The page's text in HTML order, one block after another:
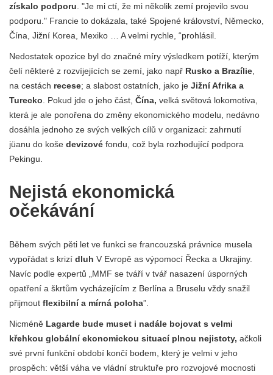
získalo podporu. "Je mi ctí, že mi několik zemí projevilo svou
podporu." Francie to dokázala, také Spojené království, Německo,
Čína, Jižní Korea, Mexiko … A velmi rychle, “prohlásil.
Nedostatek opozice byl do značné míry výsledkem potíží, kterým
čelí některé z rozvíjejících se zemí, jako např Rusko a Brazílie,
na cestách recese; a slabost ostatních, jako je Jižní Afrika a
Turecko. Pokud jde o jeho část, Čína, velká světová lokomotiva,
která je ale ponořena do změny ekonomického modelu, nedávno
dosáhla jednoho ze svých velkých cílů v organizaci: zahrnutí
jüanu do koše devizové fondu, což byla rozhodující podpora
Pekingu.
Nejistá ekonomická
očekávání
Během svých pěti let ve funkci se francouzská právnice musela
vypořádat s krizí dluh V Evropě as výpomocí Řecka a Ukrajiny.
Navíc podle expertů „MMF se tváří v tvář nasazení úsporných
opatření a škrtům vycházejícím z Berlína a Bruselu vždy snažil
přijmout flexibilní a mírná poloha”.
Nicméně Lagarde bude muset i nadále bojovat s velmi
křehkou globální ekonomickou situací plnou nejistoty, ačkoli
své první funkční období končí bodem, který je velmi v jeho
prospěch: větší váha ve vládní struktuře pro rozvojové mocnosti